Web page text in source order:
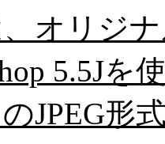
オリジ
5.5Jを
のJPEG形